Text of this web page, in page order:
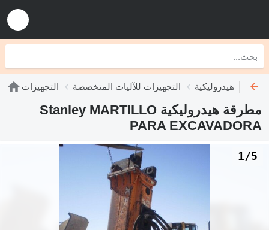
التجهيزات التجهيزات للآليات المتخصصة مطارق هيدروليكية
مطرقة هيدروليكية Stanley MARTILLO
PARA EXCAVADORA
1/5